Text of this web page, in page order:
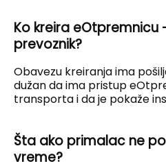
Ko kreira eOtpremnicu
prevoznik?
Obavezu kreiranja ima
dužan da ima pristup
transporta i da je pokaže
Šta ako primalac ne
vreme?